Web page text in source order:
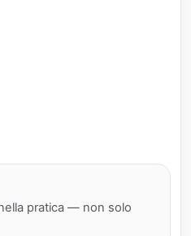
pratica — non solo